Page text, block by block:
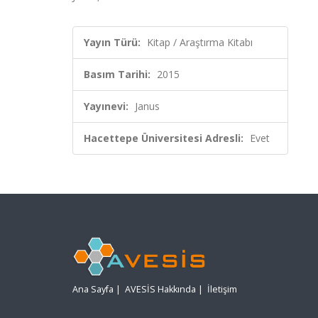
Yayın Türü: Kitap / Araştırma Kitabı
Basım Tarihi: 2015
Yayınevi: Janus
Hacettepe Üniversitesi Adresli: Evet
Ana Sayfa | AVESİS Hakkında | İletişim